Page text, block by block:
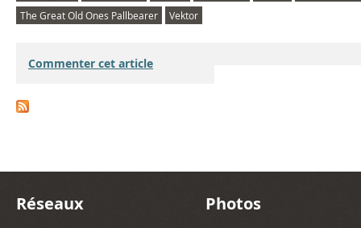
The Great Old Ones Pallbearer
Vektor
Commenter cet article
Réseaux Photos